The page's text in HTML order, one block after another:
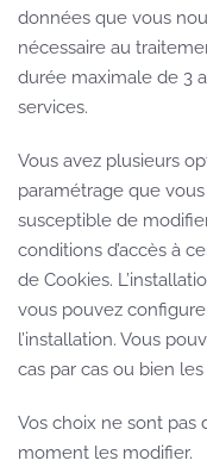
données que vous
nécessaire au
durée maximale de 3
services.
Vous avez plusieurs
paramétrage que
susceptible de
conditions d’accès à
de Cookies.
vous pouvez
l’installation. Vous
cas par cas ou bien
Vos choix ne sont pas
moment les modifier.